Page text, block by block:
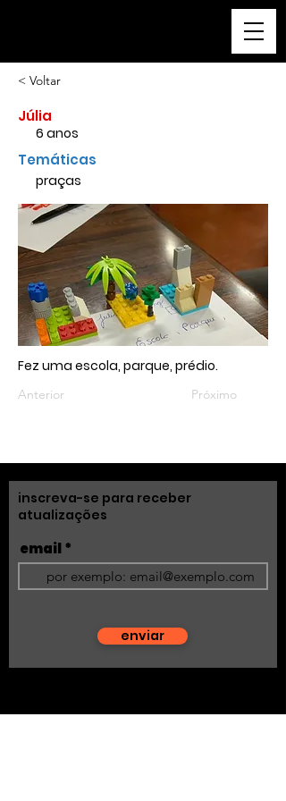
< Voltar
Júlia
6 anos
Temáticas
praças
Fez uma escola, parque, prédio.
Anterior Próximo
inscreva-se para receber
atualizações
email
enviar